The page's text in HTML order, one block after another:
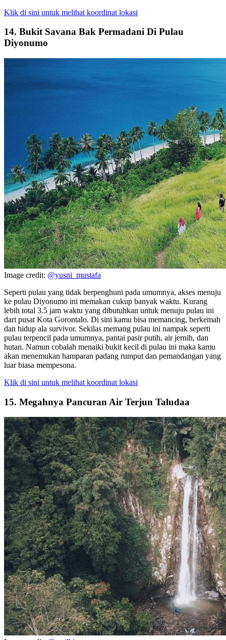
Klik di sini untuk melihat koordinat lokasi
14. Bukit Savana Bak Permadani Di Pulau
Diyonumo
Image credit: @yusni_mustafa
Seperti pulau yang tidak berpenghuni pada umumnya, akses menuju
ke pulau Diyonumo ini memakan cukup banyak waktu. Kurang
lebih total 3.5 jam waktu yang dibutuhkan untuk menuju pulau ini
dari pusat Kota Gorontalo. Di sini kamu bisa memancing, berkemah
dan hidup ala survivor. Sekilas memang pulau ini nampak seperti
pulau terpencil pada umumnya, pantai pasir putih, air jernih, dan
hutan. Namun cobalah menaiki bukit kecil di pulau ini maka kamu
akan menemukan hamparan padang rumput dan pemandangan yang
luar biasa mempesona.
Klik di sini untuk melihat koordinat lokasi
15. Megahnya Pancuran Air Terjun Taludaa